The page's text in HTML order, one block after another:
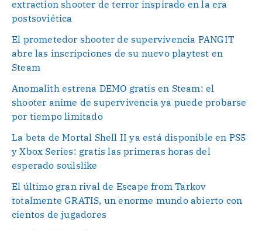
extraction shooter de terror inspirado en la era
postsoviética
El prometedor shooter de supervivencia PANGIT
abre las inscripciones de su nuevo playtest en
Steam
Anomalith estrena DEMO gratis en Steam: el
shooter anime de supervivencia ya puede probarse
por tiempo limitado
La beta de Mortal Shell II ya está disponible en PS5
y Xbox Series: gratis las primeras horas del
esperado soulslike
El último gran rival de Escape from Tarkov
totalmente GRATIS, un enorme mundo abierto con
cientos de jugadores